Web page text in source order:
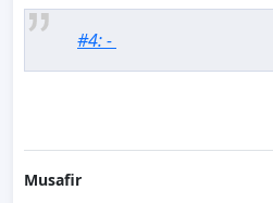
#4: -
Musafir